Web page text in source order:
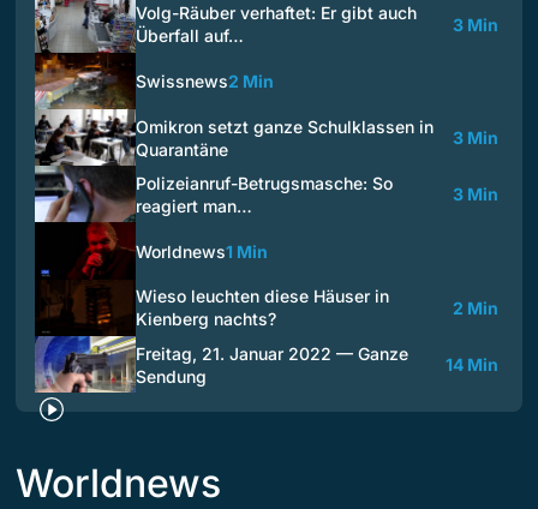
Volg-Räuber verhaftet: Er gibt auch
Überfall auf…
3 Min
Swissnews2 Min
Omikron setzt ganze Schulklassen in
Quarantäne
3 Min
Polizeianruf-Betrugsmasche: So
reagiert man…
3 Min
Worldnews1 Min
Wieso leuchten diese Häuser in
Kienberg nachts?
2 Min
Freitag, 21. Januar 2022 — Ganze
Sendung
14 Min
Worldnews